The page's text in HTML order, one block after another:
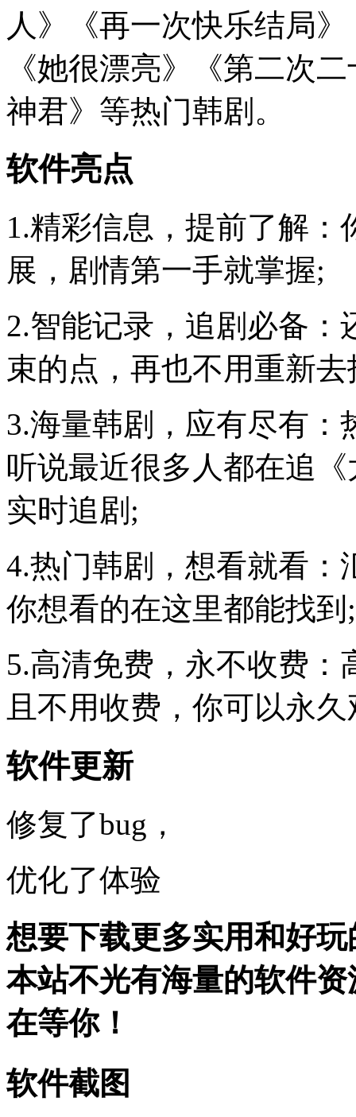
人》《再一次快乐结局
《她很漂亮》《第二次
神君》等热门韩剧。
软件亮点
1.精彩信息，提前了解：
展，剧情第一手就掌握;
2.智能记录，追剧必备
束的点，再也不用重新去
3.海量韩剧，应有尽有
听说最近很多人都在追
实时追剧;
4.热门韩剧，想看就看：
你想看的在这里都能找到;
5.高清免费，永不收费
且不用收费，你可以永
软件更新
修复了bug，
优化了体验
想要下载更多实用和好
本站不光有海量的软件
在等你！
软件截图